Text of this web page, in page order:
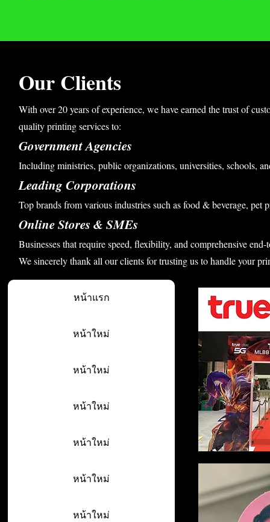
Our Clients
With over 20 years of experience, we have earned the trust of
quality printing services to:
Government Agencies
Including ministries, public organizations, universities, schools,
Leading Corporations
Top brands from various industries such as food & beverage, pet
Online Stores & SMEs
Businesses that require speed, flexibility, and comprehensive
We sincerely thank all our clients for trusting us to handle your
หน้าแรก
หน้าใหม่
หน้าใหม่
หน้าใหม่
หน้าใหม่
หน้าใหม่
หน้าใหม่